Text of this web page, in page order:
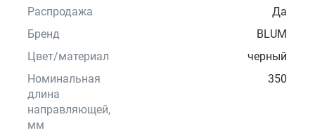
Распродажа
Да
Бренд
BLUM
Цвет/материал
черный
Номинальная
длина
направляющей,
мм
350